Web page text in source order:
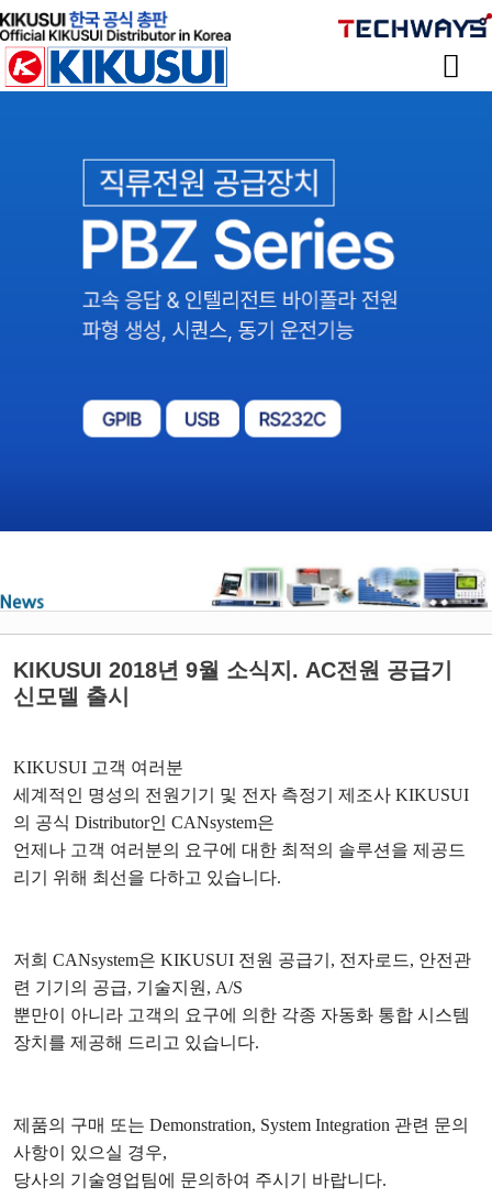
KIKUSUI 2018년 9월 소식지. AC전원 공급기
신모델 출시
KIKUSUI 고객 여러분
세계적인 명성의 전원기기 및 전자 측정기 제조사 KIKUSUI
의 공식 Distributor인 CANsystem은
언제나 고객 여러분의 요구에 대한 최적의 솔루션을 제공드
리기 위해 최선을 다하고 있습니다.
저희 CANsystem은 KIKUSUI 전원 공급기 , 전자로드, 안전관
련 기기의 공급, 기술지원 , A/S
뿐만이 아니라 고객의 요구에 의한 각종 자동화 통합 시스템
장치를 제공해 드리고 있습니다.
제품의 구매 또는 Demonstration, System Integration 관련 문의
사항이 있으실 경우,
당사의 기술영업팀에 문의하여 주시기 바랍니다.